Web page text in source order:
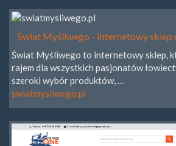
Świat Myśliwego - Internetowy sklep
Świat Myśliwego to internetowy sklep,
rajem dla wszystkich pasjonatów
szeroki wybór produktów, …
swiatmysliwego.pl